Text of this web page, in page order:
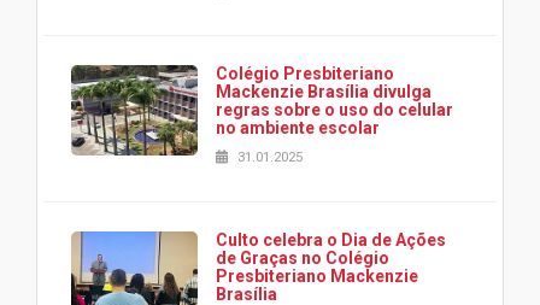
Colégio Presbiteriano
Mackenzie Brasília divulga
regras sobre o uso do celular
no ambiente escolar
31.01.2025
Culto celebra o Dia de Ações
de Graças no Colégio
Presbiteriano Mackenzie
Brasília